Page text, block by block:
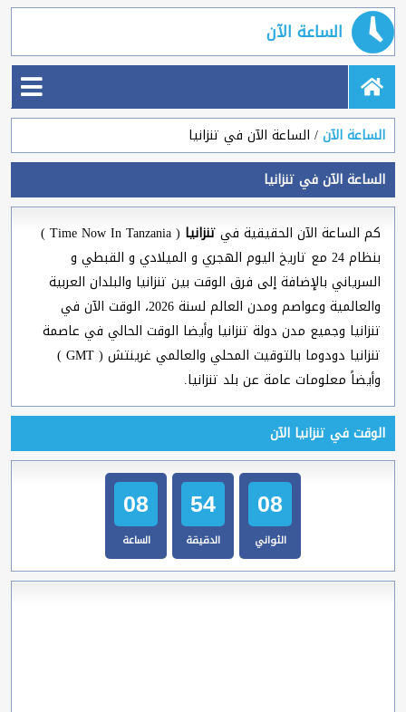
الساعة الآن
الساعة الآن الساعة الآن في تنزانيا
الساعة الآن في تنزانيا
كم الساعة الآن الحقيقية فيتنزانيا
( Time Now In Tanzania )
بنظام 24 مع تاريخ اليوم الهجري و الميلادي و القبطي و
السرياني بالإضافة إلى فرق الوقت بين تنزانيا والبلدان العربية
والعالمية وعواصم ومدن العالم لسنة 2026، الوقت الآن في
تنزانيا وجميع مدن دولة تنزانيا وأيضا الوقت الحالي في عاصمة
تنزانيا دودوما بالتوقيت المحلي والعالمي غرينتش ( GMT )
وأيضاً معلومات عامة عن بلد تنزانيا.
الوقت في تنزانيا الآن
08
الساعة
54
الدقيقة
09
الثواني